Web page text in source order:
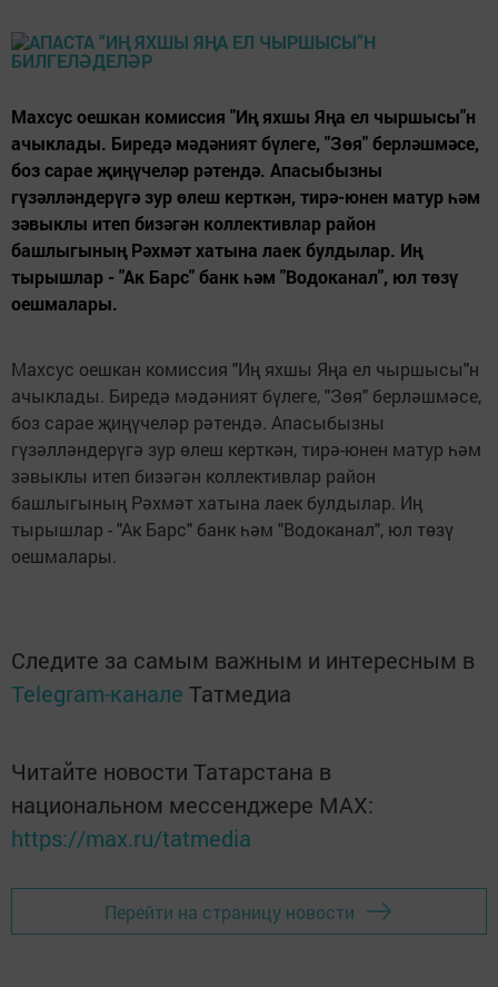
Махсус оешкан комиссия "Иң яхшы Яңа ел чыршысы"н
ачыклады. Биредә мәдәният бүлеге, "Зөя" берләшмәсе,
боз сарае җиңүчеләр рәтендә. Апасыбызны
гүзәлләндерүгә зур өлеш керткән, тирә-юнен матур һәм
зәвыклы итеп бизәгән коллективлар район
башлыгының Рәхмәт хатына лаек булдылар. Иң
тырышлар - "Ак Барс" банк һәм "Водоканал", юл төзү
оешмалары.
Махсус оешкан комиссия "Иң яхшы Яңа ел чыршысы"н
ачыклады. Биредә мәдәният бүлеге, "Зөя" берләшмәсе,
боз сарае җиңүчеләр рәтендә. Апасыбызны
гүзәлләндерүгә зур өлеш керткән, тирә-юнен матур һәм
зәвыклы итеп бизәгән коллективлар район
башлыгының Рәхмәт хатына лаек булдылар. Иң
тырышлар - "Ак Барс" банк һәм "Водоканал", юл төзү
оешмалары.
Следите за самым важным и интересным в
Telegram-канале Татмедиа
Читайте новости Татарстана в
национальном мессенджере MАХ:
https://max.ru/tatmedia
Перейти на страницу новости